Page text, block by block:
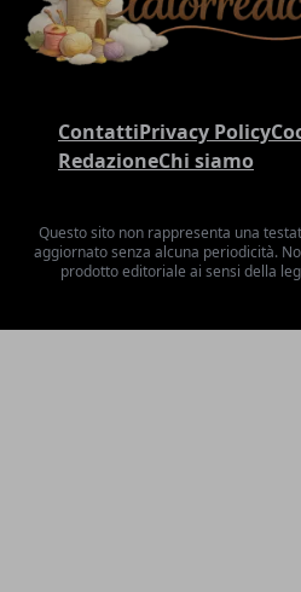
ContattiPrivacy Policy
RedazioneChi siamo
Questo sito non rappresenta una
aggiornato senza alcuna periodicità.
prodotto editoriale ai sensi della